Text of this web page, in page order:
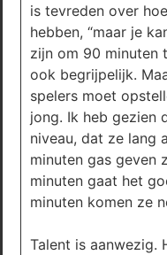
is tevreden over
hebben, “maar je
zijn om 90 minuten
ook begrijpelijk.
spelers moet
jong. Ik heb gezien
niveau, dat ze lang
minuten gas geven
minuten gaat het
minuten komen ze
Talent is aanwezig.